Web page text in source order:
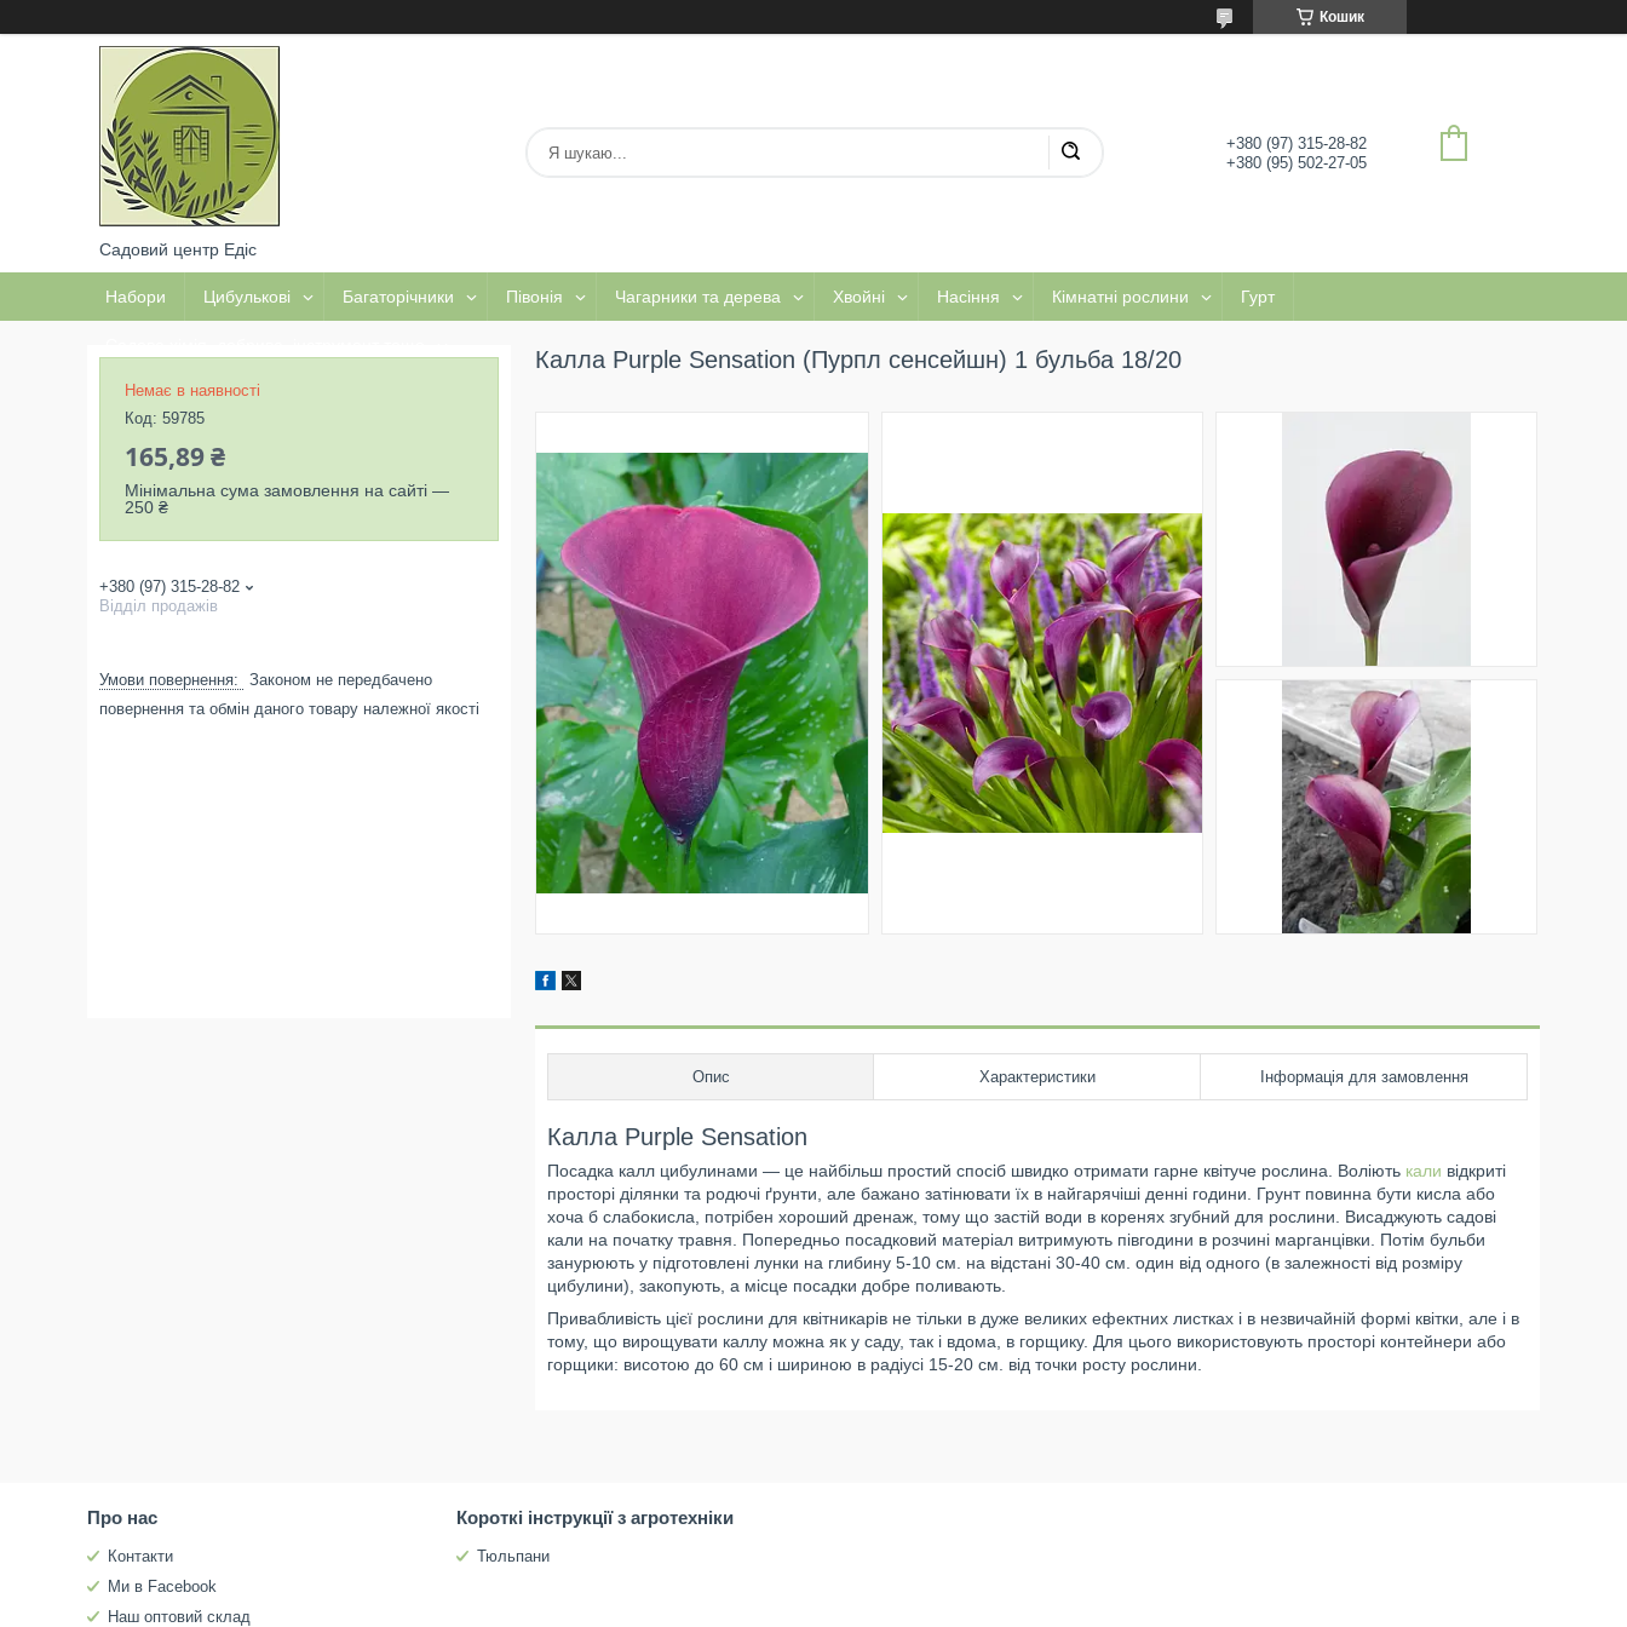
Кошик
Садовий центр Едіс
+380 (97) 315-28-82
+380 (95) 502-27-05
Набори Цибулькові Багаторічники Півонія Чагарники та дерева Хвойні Насіння Кімнатні рослини Гурт
Калла Purple Sensation (Пурпл сенсейшн) 1 бульба 18/20
Опис Характеристики Інформація для замовлення
Калла Purple Sensation
Посадка калл цибулинами — це найбільш простий спосіб швидко отримати гарне квітуче рослина. Воліють кали відкриті
просторі ділянки та родючі ґрунти, але бажано затінювати їх в найгарячіші денні години. Грунт повинна бути кисла або
хоча б слабокисла, потрібен хороший дренаж, тому що застій води в коренях згубний для рослини. Висаджують садові
кали на початку травня. Попередньо посадковий матеріал витримують півгодини в розчині марганцівки. Потім бульби
занурюють у підготовлені лунки на глибину 5-10 см. на відстані 30-40 см. один від одного (в залежності від розміру
цибулини), закопують, а місце посадки добре поливають.
Привабливість цієї рослини для квітникарів не тільки в дуже великих ефектних листках і в незвичайній формі квітки, але і в
тому, що вирощувати каллу можна як у саду, так і вдома, в горщику. Для цього використовують просторі контейнери або
горщики: висотою до 60 см і шириною в радіусі 15-20 см. від точки росту рослини.
Немає в наявності
Код: 59785
165,89 ₴
Мінімальна сума замовлення на сайті —
250 ₴
+380 (97) 315-28-82
Відділ продажів
Законом не передбачено
повернення та обмін даного товару належної якості
Про нас
Контакти
Ми в Facebook
Наш оптовий склад
Короткі інструкції з агротехніки
Тюльпани